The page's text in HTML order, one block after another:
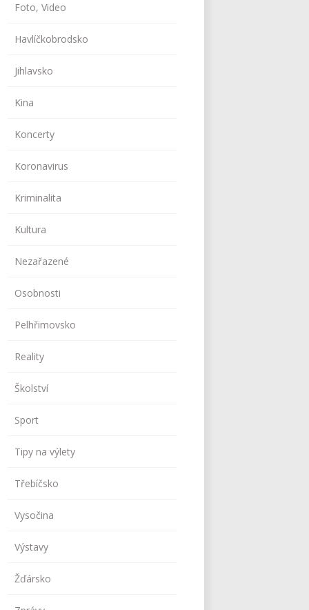
Foto, Video
Havlíčkobrodsko
Jihlavsko
Kina
Koncerty
Koronavirus
Kriminalita
Kultura
Nezařazené
Osobnosti
Pelhřimovsko
Reality
Školství
Sport
Tipy na výlety
Třebíčsko
Vysočina
Výstavy
Žďársko